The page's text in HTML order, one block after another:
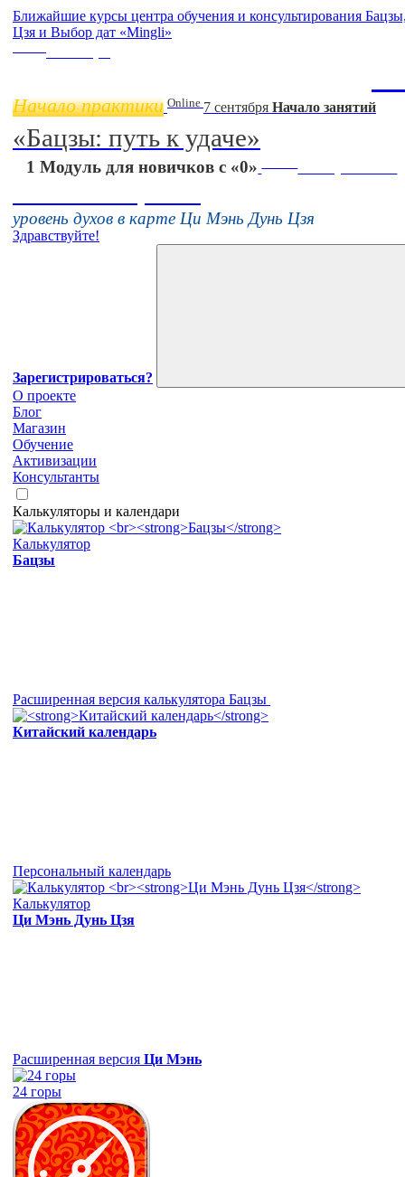
Ближайшие курсы центра обучения и консультирования
Цзя и Выбор дат «Mingli»
Начало практики Online 7 сентября Начало занятий
«Бацзы: путь к удаче»
1 Модуль для новичков с «0» 16 августа 11:00
уровень духов в карте Ци Мэнь Дунь Цзя
Здравствуйте!
Зарегистрироваться?
О проекте
Блог
Магазин
Обучение
Активизации
Консультанты
Калькуляторы и календари
Калькулятор
Бацзы
Расширенная версия калькулятора Бацзы
Китайский календарь
Персональный календарь
Калькулятор
Ци Мэнь Дунь Цзя
Расширенная версия Ци Мэнь
24 горы